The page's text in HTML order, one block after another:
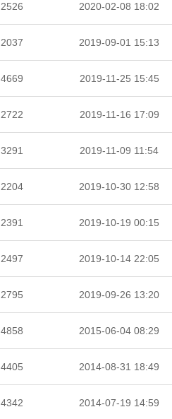
2526 2020-02-08 18:02
2037 2019-09-01 15:13
4669 2019-11-25 15:45
2722 2019-11-16 17:09
3291 2019-11-09 11:54
2204 2019-10-30 12:58
2391 2019-10-19 00:15
2497 2019-10-14 22:05
2795 2019-09-26 13:20
4858 2015-06-04 08:29
4405 2014-08-31 18:49
4342 2014-07-19 14:59